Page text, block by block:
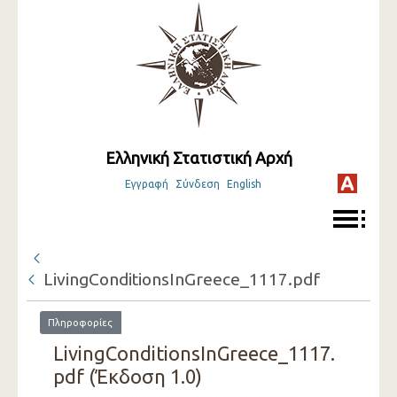
Ελληνική Στατιστική Αρχή
Εγγραφή Σύνδεση English
LivingConditionsInGreece_1117.pdf
Πληροφορίες
LivingConditionsInGreece_1117.
pdf (Έκδοση 1.0)